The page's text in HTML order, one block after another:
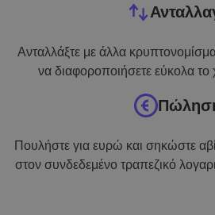
Ανταλλάξτε με άλλα
να διαφοροποιήσετε εύκολα
Πουλήστε για ευρώ και σηκώστε
στον συνδεδεμένο τραπεζικό